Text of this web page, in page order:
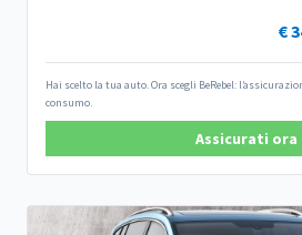
€
Hai scelto la tua auto. Ora scegli BeRebel:
consumo.
Assicurati ora